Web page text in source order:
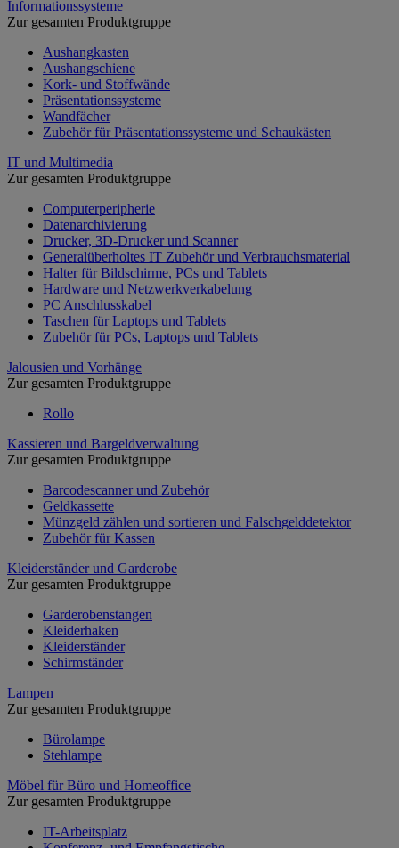
Informationssysteme
Zur gesamten Produktgruppe
Aushangkasten
Aushangschiene
Kork- und Stoffwände
Präsentationssysteme
Wandfächer
Zubehör für Präsentationssysteme und Schaukästen
IT und Multimedia
Zur gesamten Produktgruppe
Computerperipherie
Datenarchivierung
Drucker, 3D-Drucker und Scanner
Generalüberholtes IT Zubehör und Verbrauchsmaterial
Halter für Bildschirme, PCs und Tablets
Hardware und Netzwerkverkabelung
PC Anschlusskabel
Taschen für Laptops und Tablets
Zubehör für PCs, Laptops und Tablets
Jalousien und Vorhänge
Zur gesamten Produktgruppe
Rollo
Kassieren und Bargeldverwaltung
Zur gesamten Produktgruppe
Barcodescanner und Zubehör
Geldkassette
Münzgeld zählen und sortieren und Falschgelddetektor
Zubehör für Kassen
Kleiderständer und Garderobe
Zur gesamten Produktgruppe
Garderobenstangen
Kleiderhaken
Kleiderständer
Schirmständer
Lampen
Zur gesamten Produktgruppe
Bürolampe
Stehlampe
Möbel für Büro und Homeoffice
Zur gesamten Produktgruppe
IT-Arbeitsplatz